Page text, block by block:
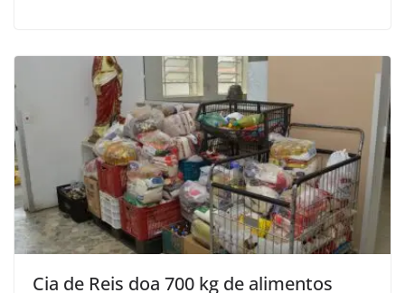
Cia de Reis doa 700 kg de alimentos